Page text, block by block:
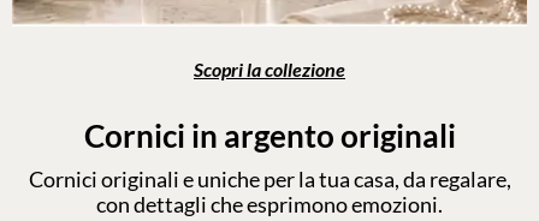
Scopri la collezione
Cornici in argento originali
Cornici originali e uniche per la tua casa, da regalare,
con dettagli che esprimono emozioni.